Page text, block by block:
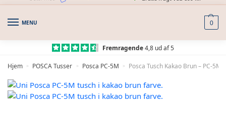
MENU 0
Fremragende4,8 ud af 5
Hjem » POSCA Tusser » Posca PC-5M » Posca Tusch Kakao Brun – PC-5M